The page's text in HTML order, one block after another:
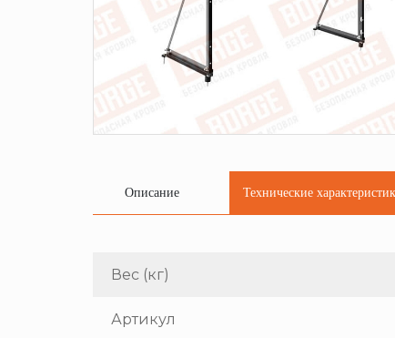
Описание Технические
Вес (кг)
Артикул